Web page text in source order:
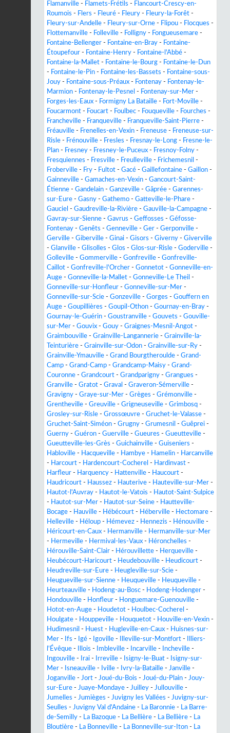
Flamanville - Flamets-Frétils - Flancourt-Crescy-en-
Roumois - Flers - Fleuré - Fleury - Fleury-la-Forêt -
Fleury-sur-Andelle - Fleury-sur-Orne - Flipou - Flocques -
Flottemanville - Folleville - Folligny - Fongueusemare -
Fontaine-Bellenger - Fontaine-en-Bray - Fontaine-
Étoupefour - Fontaine-Henry - Fontaine-l'Abbé -
Fontaine-la-Mallet - Fontaine-le-Bourg - Fontaine-le-Dun
- Fontaine-le-Pin - Fontaine-les-Bassets - Fontaine-sous-
Jouy - Fontaine-sous-Préaux - Fontenay - Fontenay-le-
Marmion - Fontenay-le-Pesnel - Fontenay-sur-Mer -
Forges-les-Eaux - Formigny La Bataille - Fort-Moville -
Foucarmont - Foucart - Foulbec - Fouqueville - Fourches -
Francheville - Franqueville - Franqueville-Saint-Pierre -
Fréauville - Frenelles-en-Vexin - Freneuse - Freneuse-sur-
Risle - Frénouville - Fresles - Fresnay-le-Long - Fresne-le-
Plan - Fresney - Fresney-le-Puceux - Fresnoy-Folny -
Fresquiennes - Fresville - Freulleville - Frichemesnil -
Froberville - Fry - Fultot - Gacé - Gaillefontaine - Gaillon -
Gainneville - Gamaches-en-Vexin - Gancourt-Saint-
Étienne - Gandelain - Ganzeville - Gâprée - Garennes-
sur-Eure - Gasny - Gathemo - Gatteville-le-Phare -
Gauciel - Gaudreville-la-Rivière - Gauville-la-Campagne -
Gavray-sur-Sienne - Gavrus - Geffosses - Géfosse-
Fontenay - Genêts - Genneville - Ger - Gerponville -
Gerville - Giberville - Ginai - Gisors - Giverny - Giverville
- Glanville - Glisolles - Glos - Glos-sur-Risle - Goderville -
Golleville - Gommerville - Gonfreville - Gonfreville-
Caillot - Gonfreville-l'Orcher - Gonnetot - Gonneville-en-
Auge - Gonneville-la-Mallet - Gonneville-Le Theil -
Gonneville-sur-Honfleur - Gonneville-sur-Mer -
Gonneville-sur-Scie - Gonzeville - Gorges - Gouffern en
Auge - Goupillières - Goupil-Othon - Gournay-en-Bray -
Gournay-le-Guérin - Goustranville - Gouvets - Gouville-
sur-Mer - Gouvix - Gouy - Graignes-Mesnil-Angot -
Graimbouville - Grainville-Langannerie - Grainville-la-
Teinturière - Grainville-sur-Odon - Grainville-sur-Ry -
Grainville-Ymauville - Grand Bourgtheroulde - Grand-
Camp - Grand-Camp - Grandcamp-Maisy - Grand-
Couronne - Grandcourt - Grandparigny - Grangues -
Granville - Gratot - Graval - Graveron-Sémerville -
Gravigny - Graye-sur-Mer - Grèges - Grémonville -
Grentheville - Greuville - Grigneuseville - Grimbosq -
Grosley-sur-Risle - Grossœuvre - Gruchet-le-Valasse -
Gruchet-Saint-Siméon - Grugny - Grumesnil - Guêprei -
Guerny - Guéron - Guerville - Gueures - Gueutteville -
Gueutteville-les-Grès - Guichainville - Guiseniers -
Habloville - Hacqueville - Hambye - Hamelin - Harcanville
- Harcourt - Hardencourt-Cocherel - Hardinvast -
Harfleur - Harquency - Hattenville - Haucourt -
Haudricourt - Haussez - Hauterive - Hauteville-sur-Mer -
Hautot-l'Auvray - Hautot-le-Vatois - Hautot-Saint-Sulpice
- Hautot-sur-Mer - Hautot-sur-Seine - Hautteville-
Bocage - Hauville - Hébécourt - Héberville - Hectomare -
Helleville - Héloup - Hémevez - Hennezis - Hénouville -
Héricourt-en-Caux - Hermanville - Hermanville-sur-Mer
- Hermeville - Hermival-les-Vaux - Héronchelles -
Hérouville-Saint-Clair - Hérouvillette - Herqueville -
Heubécourt-Haricourt - Heudebouville - Heudicourt -
Heudreville-sur-Eure - Heugleville-sur-Scie -
Heugueville-sur-Sienne - Heuqueville - Heuqueville -
Heurteauville - Hodeng-au-Bosc - Hodeng-Hodenger -
Hondouville - Honfleur - Honguemare-Guenouville -
Hotot-en-Auge - Houdetot - Houlbec-Cocherel -
Houlgate - Houppeville - Houquetot - Houville-en-Vexin -
Hudimesnil - Huest - Hugleville-en-Caux - Huisnes-sur-
Mer - Ifs - Igé - Igoville - Illeville-sur-Montfort -
Illiers-
l'Évêque - Illois - Imbleville - Incarville - Incheville -
Ingouville - Irai - Irreville - Isigny-le-Buat -
Isigny-sur-
Mer - Isneauville - Iville - Ivry-la-Bataille - Janville -
Joganville - Jort - Joué-du-Bois - Joué-du-Plain - Jouy-
sur-Eure - Juaye-Mondaye - Juilley - Jullouville -
Jumelles - Jumièges - Juvigny les Vallées - Juvigny-sur-
Seulles - Juvigny Val d'Andaine - La Baronnie - La Barre-
de-Semilly - La Bazoque - La Bellière - La Bellière - La
Bloutière - La Bonneville - La Bonneville-sur-Iton - La